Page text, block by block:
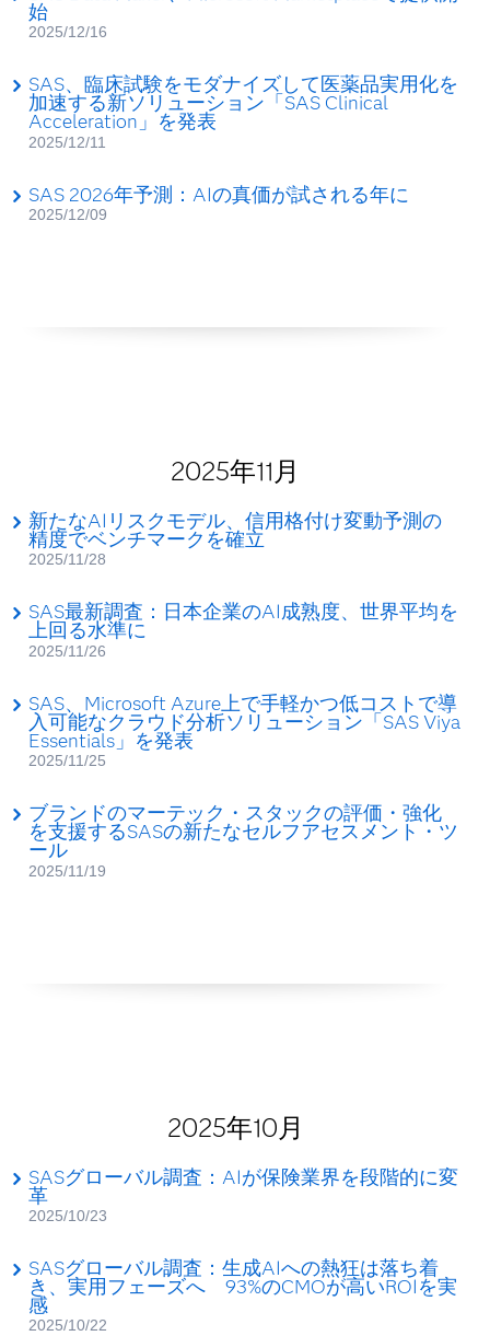
始
2025/12/16
SAS、臨床試験をモダナイズして医薬品実用化を
加速する新ソリューション「SAS Clinical
Acceleration」を発表
2025/12/11
SAS 2026年予測：AIの真価が試される年に
2025/12/09
2025年11月
新たなAIリスクモデル、信用格付け変動予測の
精度でベンチマークを確立
2025/11/28
SAS最新調査：日本企業のAI成熟度、世界平均を
上回る水準に
2025/11/26
SAS、Microsoft Azure上で手軽かつ低コストで導
入可能なクラウド分析ソリューション「SAS Viya
Essentials」を発表
2025/11/25
ブランドのマーテック・スタックの評価・強化
を支援するSASの新たなセルフアセスメント・ツ
ール
2025/11/19
2025年10月
SASグローバル調査：AIが保険業界を段階的に変
革
2025/10/23
SASグローバル調査：生成AIへの熱狂は落ち着
き、実用フェーズへ 93%のCMOが高いROIを実
感
2025/10/22